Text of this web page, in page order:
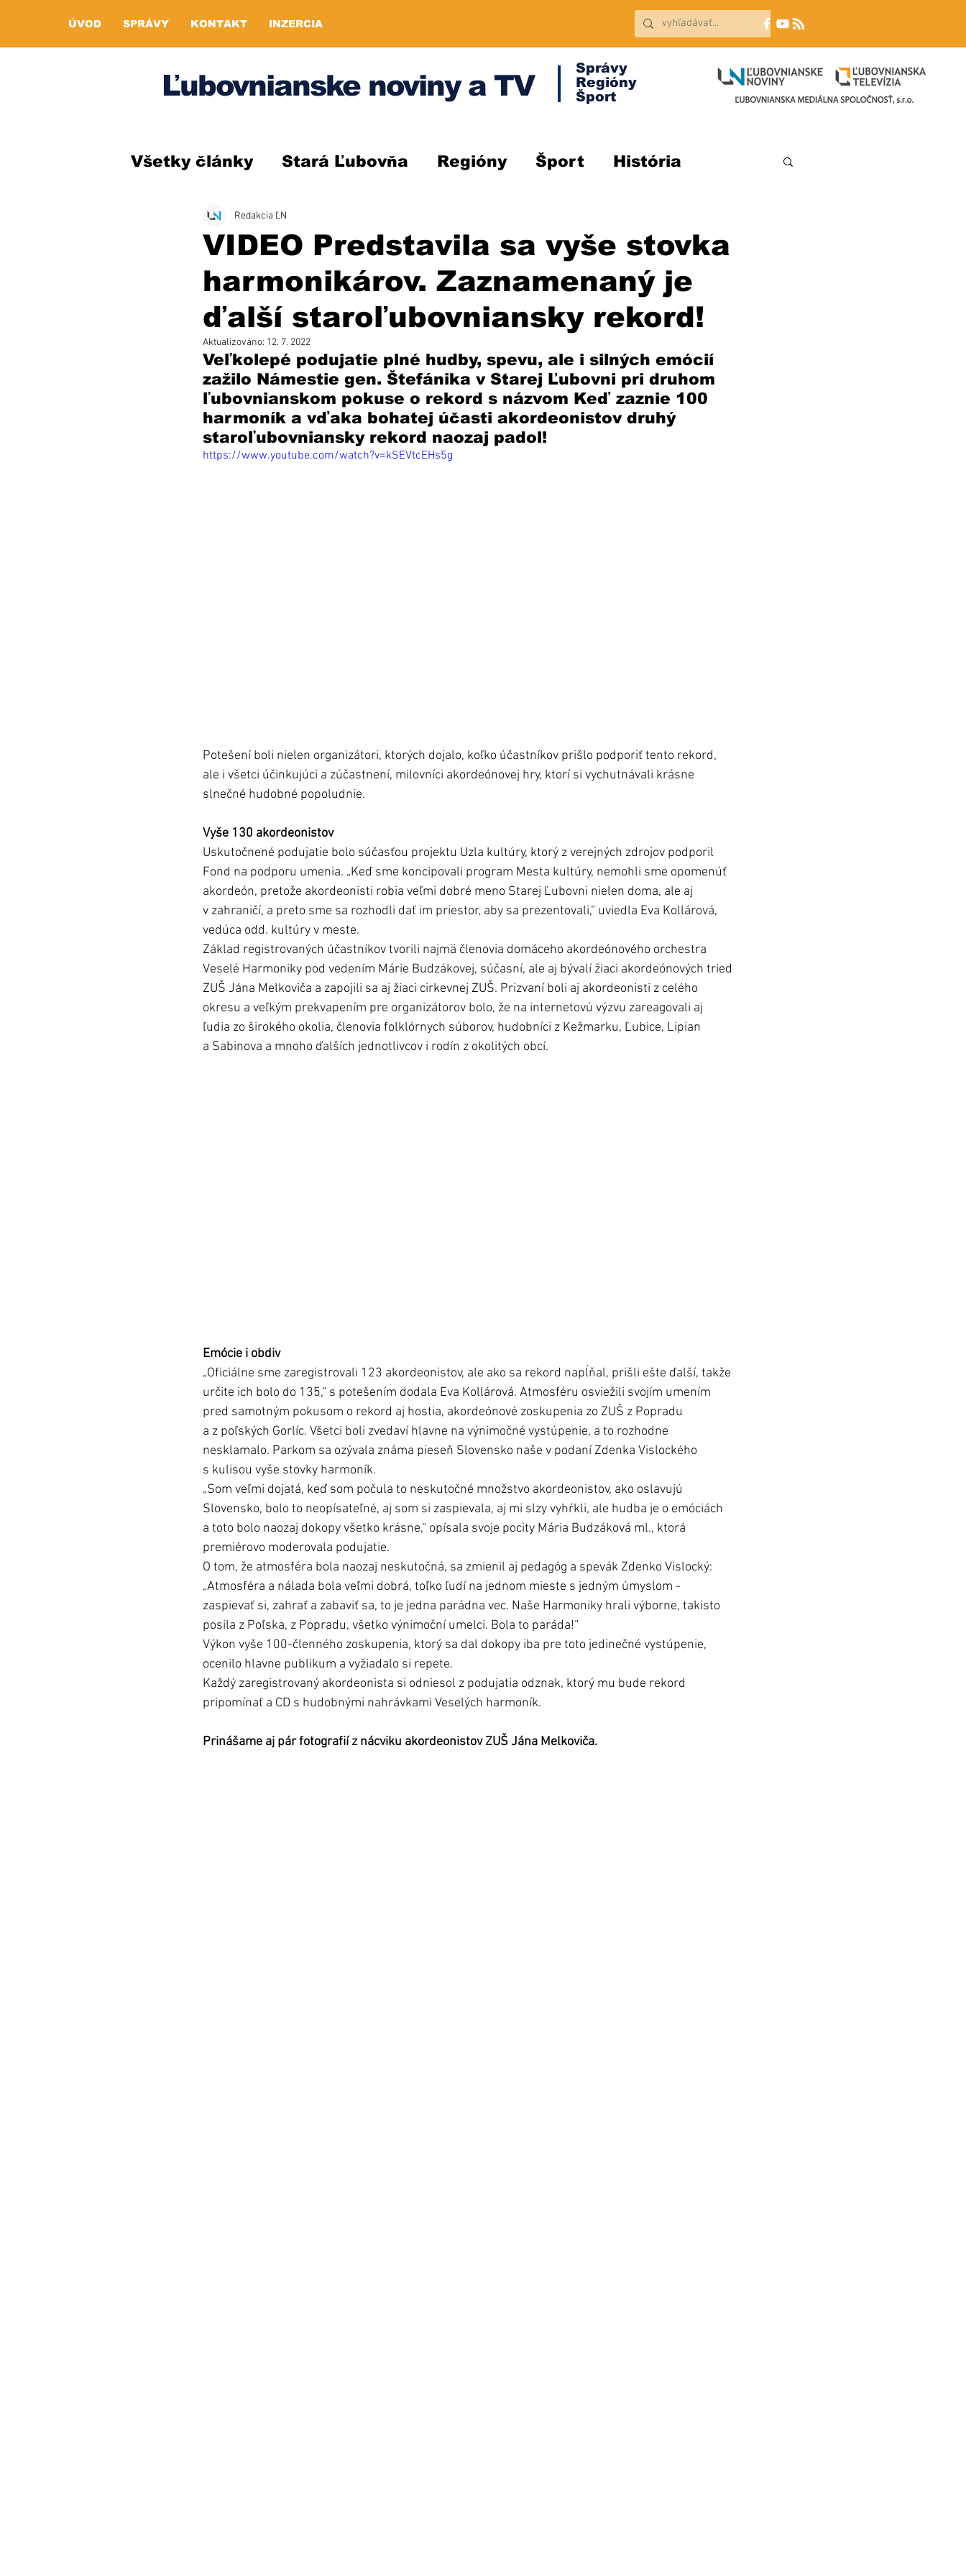
ÚVOD SPRÁVY KONTAKT INZERCIA
Ľubovnianske noviny a TV
Správy
Regióny
Šport
Všetky články Stará Ľubovňa Regióny Šport História
VIDEO Predstavila sa vyše stovka
harmonikárov. Zaznamenaný je
ďalší staroľubovniansky rekord!
Redakcia ĽN
Aktualizováno: 12. 7. 2022
Veľkolepé podujatie plné hudby, spevu, ale i silných emócií
zažilo Námestie gen. Štefánika v Starej Ľubovni pri druhom
ľubovnianskom pokuse o rekord s názvom Keď zaznie 100
harmoník a vďaka bohatej účasti akordeonistov druhý
staroľubovniansky rekord naozaj padol!
https://www.youtube.com/watch?v=kSEVtcEHs5g
Potešení boli nielen organizátori, ktorých dojalo, koľko účastníkov prišlo podporiť tento rekord,
ale i všetci účinkujúci a zúčastnení, milovníci akordeónovej hry, ktorí si vychutnávali krásne
slnečné hudobné popoludnie.
Vyše 130 akordeonistov
Uskutočnené podujatie bolo súčasťou projektu Uzla kultúry, ktorý z verejných zdrojov podporil
Fond na podporu umenia. „Keď sme koncipovali program Mesta kultúry, nemohli sme opomenúť
akordeón, pretože akordeonisti robia veľmi dobré meno Starej Ľubovni nielen doma, ale aj
v zahraničí, a preto sme sa rozhodli dať im priestor, aby sa prezentovali,“ uviedla Eva Kollárová,
vedúca odd. kultúry v meste.
Základ registrovaných účastníkov tvorili najmä členovia domáceho akordeónového orchestra
Veselé Harmoniky pod vedením Márie Budzákovej, súčasní, ale aj bývalí žiaci akordeónových tried
ZUŠ Jána Melkoviča a zapojili sa aj žiaci cirkevnej ZUŠ. Prizvaní boli aj akordeonisti z celého
okresu a veľkým prekvapením pre organizátorov bolo, že na internetovú výzvu zareagovali aj
ľudia zo širokého okolia, členovia folklórnych súborov, hudobníci z Kežmarku, Ľubice, Lipian
a Sabinova a mnoho ďalších jednotlivcov i rodín z okolitých obcí.
Emócie i obdiv
„Oficiálne sme zaregistrovali 123 akordeonistov, ale ako sa rekord napĺňal, prišli ešte ďalší, takže
určite ich bolo do 135,“ s potešením dodala Eva Kollárová. Atmosféru osviežili svojím umením
pred samotným pokusom o rekord aj hostia, akordeónové zoskupenia zo ZUŠ z Popradu
a z poľských Gorlíc. Všetci boli zvedaví hlavne na výnimočné vystúpenie, a to rozhodne
nesklamalo. Parkom sa ozývala známa pieseň Slovensko naše v podaní Zdenka Vislockého
s kulisou vyše stovky harmoník.
„Som veľmi dojatá, keď som počula to neskutočné množstvo akordeonistov, ako oslavujú
Slovensko, bolo to neopísateľné, aj som si zaspievala, aj mi slzy vyhŕkli, ale hudba je o emóciách
a toto bolo naozaj dokopy všetko krásne,“ opísala svoje pocity Mária Budzáková ml., ktorá
premiérovo moderovala podujatie.
O tom, že atmosféra bola naozaj neskutočná, sa zmienil aj pedagóg a spevák Zdenko Vislocký:
„Atmosféra a nálada bola veľmi dobrá, toľko ľudí na jednom mieste s jedným úmyslom -
zaspievať si, zahrať a zabaviť sa, to je jedna parádna vec. Naše Harmoniky hrali výborne, takisto
posila z Poľska, z Popradu, všetko výnimoční umelci. Bola to paráda!“
Výkon vyše 100-členného zoskupenia, ktorý sa dal dokopy iba pre toto jedinečné vystúpenie,
ocenilo hlavne publikum a vyžiadalo si repete.
Každý zaregistrovaný akordeonista si odniesol z podujatia odznak, ktorý mu bude rekord
pripomínať a CD s hudobnými nahrávkami Veselých harmoník.
Prinášame aj pár fotografií z nácviku akordeonistov ZUŠ Jána Melkoviča.